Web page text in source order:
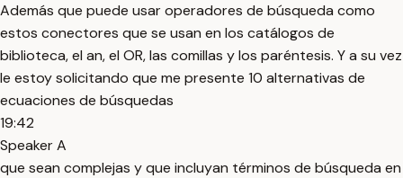
Además que puede usar operadores de búsqueda como
estos conectores que se usan en los catálogos de
biblioteca, el an, el OR, las comillas y los paréntesis. Y a su vez
le estoy solicitando que me presente 10 alternativas de
ecuaciones de búsquedas
19:42
Speaker A
que sean complejas y que incluyan términos de búsqueda en